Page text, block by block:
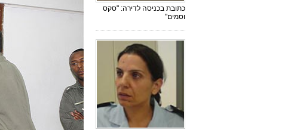
כתובת בכניסה לדירה: "סקס
וסמים"